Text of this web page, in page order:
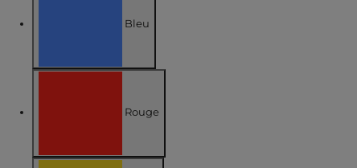
Bleu
Affiner par COULEUR : Bleu
Rouge
Affiner par COULEUR : Rouge